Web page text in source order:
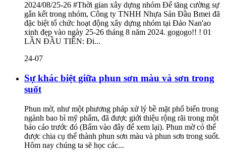
2024/08/25-26 #Thời gian xây dựng nhóm Để tăng cường sự
gắn kết trong nhóm, Công ty TNHH Nhựa Sán Đầu Bmei đã
đặc biệt tổ chức hoạt động xây dựng nhóm tại Đảo Nan'ao
xinh đẹp vào ngày 25-26 tháng 8 năm 2024. gogogo!! ! 01
LẦN ĐẦU TIÊN: Đi...
24-07
Sự khác biệt giữa phun sơn màu và sơn trong
suốt
Phun mờ, như một phương pháp xử lý bề mặt phổ biến trong
ngành bao bì mỹ phẩm, đã được giới thiệu rộng rãi trong một
báo cáo trước đó (Bấm vào đây để xem lại). Phun mờ có thể
được chia cụ thể thành phun sơn màu và phun sơn trong suốt.
Hôm nay chúng ta sẽ học các...